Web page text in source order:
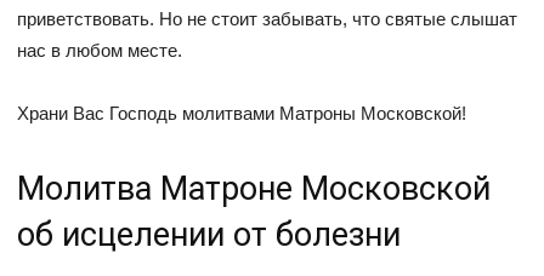
приветствовать. Но не стоит забывать, что святые слышат
нас в любом месте.
Храни Вас Господь молитвами Матроны Московской!
Молитва Матроне Московской
об исцелении от болезни